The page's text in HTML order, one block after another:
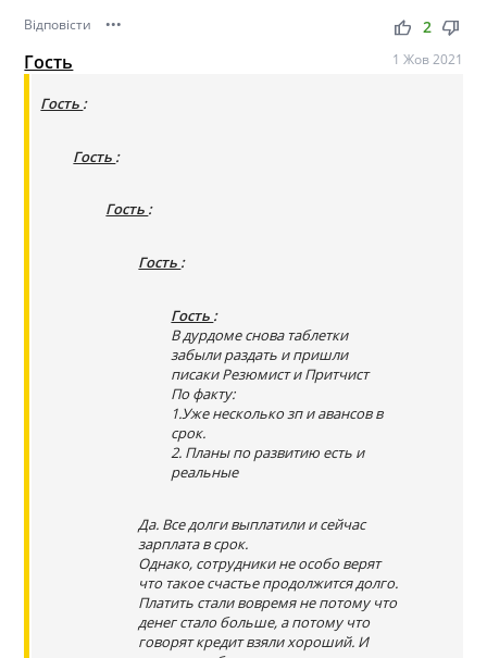
Відповісти ••• thumb_up thumb_down
2
Гость 1 Жов 2021
Гость :
Гость :
Гость :
Гость :
Гость :
В дурдоме снова таблетки
забыли раздать и пришли
писаки Резюмист и Притчист
По факту:
1.Уже несколько зп и авансов в
срок.
2. Планы по развитию есть и
реальные
Да. Все долги выплатили и сейчас
зарплата в срок.
Однако, сотрудники не особо верят
что такое счастье продолжится долго.
Платить стали вовремя не потому что
денег стало больше, а потому что
говорят кредит взяли хороший. И